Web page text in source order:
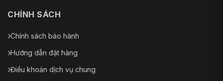
CHÍNH SÁCH
Chính sách bảo hành
Hướng dẫn đặt hàng
Điều khoản dịch vụ chung